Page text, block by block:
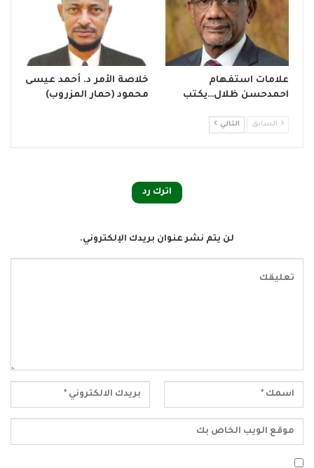
علامات استفهام
احمدحسن ظلال…يكتب
خلاصة الأمر د. أحمد عيسى
محمود (حمار المزروب)
السابق التالي
اترك رد
لن يتم نشر عنوان بريدك الإلكتروني.